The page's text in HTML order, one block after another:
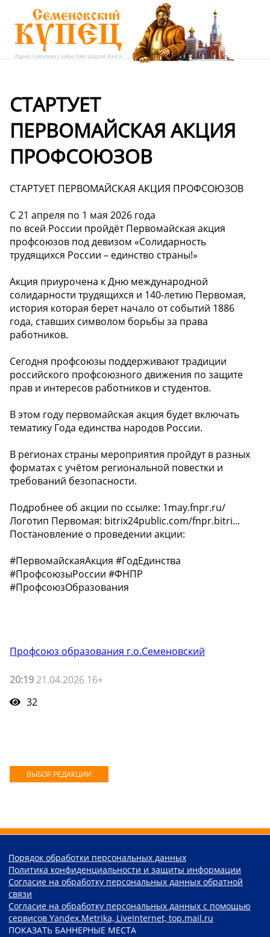
СТАРТУЕТ
ПЕРВОМАЙСКАЯ АКЦИЯ
ПРОФСОЮЗОВ
СТАРТУЕТ ПЕРВОМАЙСКАЯ АКЦИЯ ПРОФСОЮЗОВ
С 21 апреля по 1 мая 2026 года
по всей России пройдёт Первомайская акция
профсоюзов под девизом «Солидарность
трудящихся России – единство страны!»
Акция приурочена к Дню международной
солидарности трудящихся и 140-летию Первомая,
история которая берет начало от событий 1886
года, ставших символом борьбы за права
работников.
Сегодня профсоюзы поддерживают традиции
российского профсоюзного движения по защите
прав и интересов работников и студентов.
В этом году первомайская акция будет включать
тематику Года единства народов России.
В регионах страны мероприятия пройдут в разных
форматах с учётом региональной повестки и
требований безопасности.
Подробнее об акции по ссылке: 1may.fnpr.ru/
Логотип Первомая: bitrix24public.com/fnpr.bitri...
Постановление о проведении акции:
#ПервомайскаяАкция #ГодЕдинства
#ПрофсоюзыРоссии #ФНПР
#ПрофсоюзОбразования
Профсоюз образования г.о.Семеновский
20:19 21.04.2026 16+
32
ВЫБОР РЕДАКЦИИ
Порядок обработки персональных данных
Политика конфиденциальности и защиты информации
Согласие на обработку персональных данных обратной
связи
Согласие на обработку персональных данных с помощью
сервисов Yandex.Metrika, LiveInternet, top.mail.ru
ПОКАЗАТЬ БАННЕРНЫЕ МЕСТА